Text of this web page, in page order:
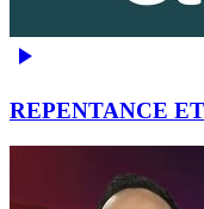
REPENTANCE